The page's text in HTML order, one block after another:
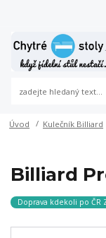
Úvod Kulečník Billiard
Billiard
Doprava kdekoli po ČR